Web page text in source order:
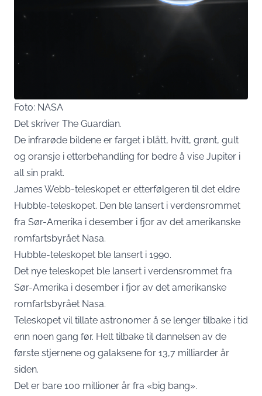
Foto: NASA
Det skriver The Guardian.
De infrarøde bildene er farget i blått, hvitt, grønt, gult
og oransje i etterbehandling for bedre å vise Jupiter i
all sin prakt.
James Webb-teleskopet er etterfølgeren til det eldre
Hubble-teleskopet. Den ble lansert i verdensrommet
fra Sør-Amerika i desember i fjor av det amerikanske
romfartsbyrået Nasa.
Hubble-teleskopet ble lansert i 1990.
Det nye teleskopet ble lansert i verdensrommet fra
Sør-Amerika i desember i fjor av det amerikanske
romfartsbyrået Nasa.
Teleskopet vil tillate astronomer å se lenger tilbake i tid
enn noen gang før. Helt tilbake til dannelsen av de
første stjernene og galaksene for 13,7 milliarder år
siden.
Det er bare 100 millioner år fra «big bang».